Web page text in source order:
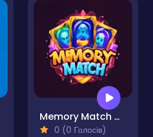
Memory Match Magic
0 (0 Голосів)